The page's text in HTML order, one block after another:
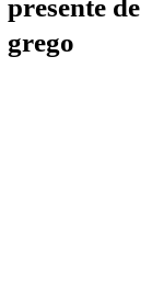
presente de
grego